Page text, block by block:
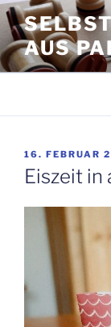
Zum
Inhalt
springen
AUS
AM
16. FEBRUAR
Eiszeit in